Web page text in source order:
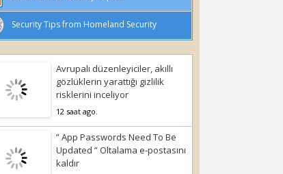
Security Tips from Homeland Security
Avrupalı düzenleyiciler, akıllı
gözlüklerin yarattığı gizlilik
risklerini inceliyor
12 saat ago.
” App Passwords Need To Be
Updated ” Oltalama e-postasını
kaldır